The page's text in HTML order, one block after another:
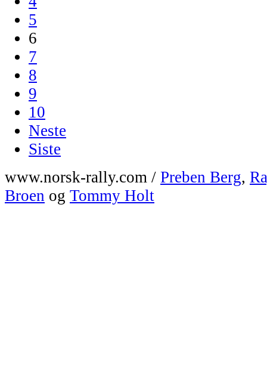
5
6
7
8
9
10
Neste
Siste
www.norsk-rally.com / Preben Berg,
Broen og Tommy Holt